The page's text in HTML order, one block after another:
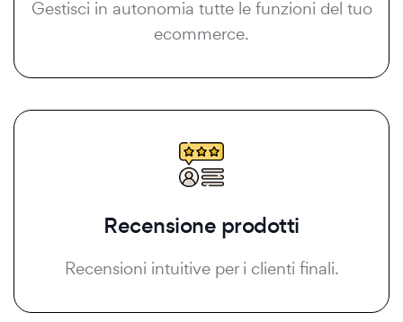
Gestisci in autonomia tutte le funzioni del tuo
ecommerce.
Recensione prodotti
Recensioni intuitive per i clienti finali.